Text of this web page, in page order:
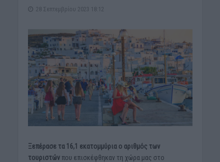
28 Σεπτεμβρίου 2023 18:12
Ξεπέρασε τα 16,1 εκατομμύρια ο αριθμός των
τουριστών που επισκέφθηκαν τη χώρα μας στο